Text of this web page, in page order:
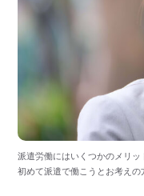
派遣労働にはいくつかのメリッ
初めて派遣で働こうとお考えの